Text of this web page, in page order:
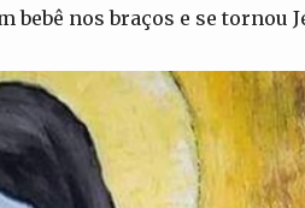
nos braços e se tornou